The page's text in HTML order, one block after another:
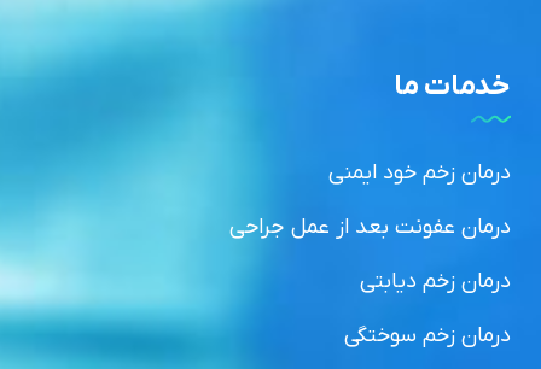
خدمات ما
درمان زخم خود ایمنی
درمان عفونت بعد از عمل جراحی
درمان زخم دیابتی
درمان زخم سوختگی